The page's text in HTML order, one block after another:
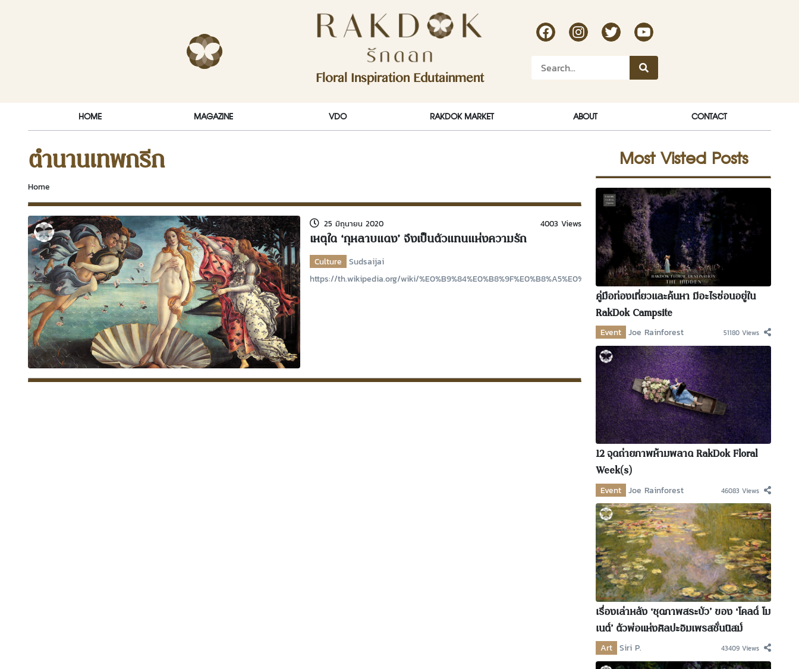
Floral Inspiration Edutainment
RakDok Channel Facebook
RakDok Channel Instagram
RakDok TwitterRakdok Channel Youtube
HOME MAGAZINE VDO RAKDOK MARKET ABOUT CONTACT
ตำนานเทพกรีก
Home
25 มิถุนายน 2020 4003 Views
เหตุใด ‘กุหลาบแดง’ จึงเป็นตัวแทนแห่งความรัก
Culture
Sudsaijai
https://th.wikipedia.org/wiki/%E0%B9%84%E0%B8%9F%E0%B8%A5%E0%B9%8C:Birth_of_Venus.jpg
Most Visted Posts
คู่มือท่องเที่ยวและค้นหา มีอะไรซ่อนอยู่ใน
RakDok Campsite
Event Joe Rainforest 51180 Views
12 จุดถ่ายภาพห้ามพลาด RakDok Floral
Week(s)
Event Joe Rainforest 46083 Views
เรื่องเล่าหลัง ‘ชุดภาพสระบัว’ ของ ‘โคลด์ โม
เนต์’ ตัวพ่อแห่งศิลปะอิมเพรสชั่นนิสม์
Art Siri P. 43409 Views